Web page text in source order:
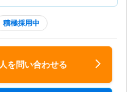
積極採用中
を問い合わせる